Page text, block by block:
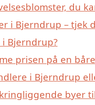
du
i Bjerndrup – tjek
Bjerndrup?
prisen på en
i Bjerndrup
byer